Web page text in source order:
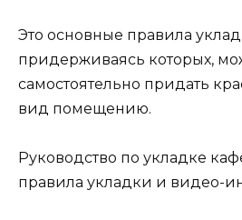
Это основные правила
придерживаясь которых,
самостоятельно придать
вид помещению.
Руководство по укладке
правила укладки и видео-